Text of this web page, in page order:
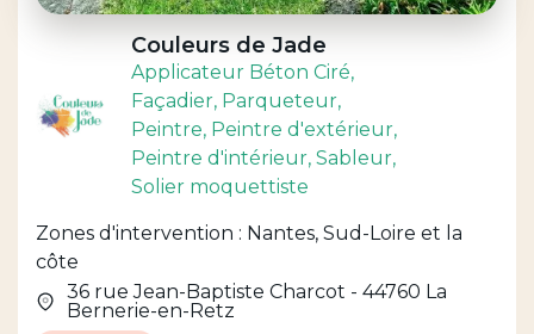
Couleurs de Jade
Applicateur Béton Ciré,
Façadier, Parqueteur,
Peintre, Peintre d'extérieur,
Peintre d'intérieur, Sableur,
Solier moquettiste
Zones d'intervention : Nantes, Sud-Loire et la
côte
36 rue Jean-Baptiste Charcot - 44760 La
Bernerie-en-Retz